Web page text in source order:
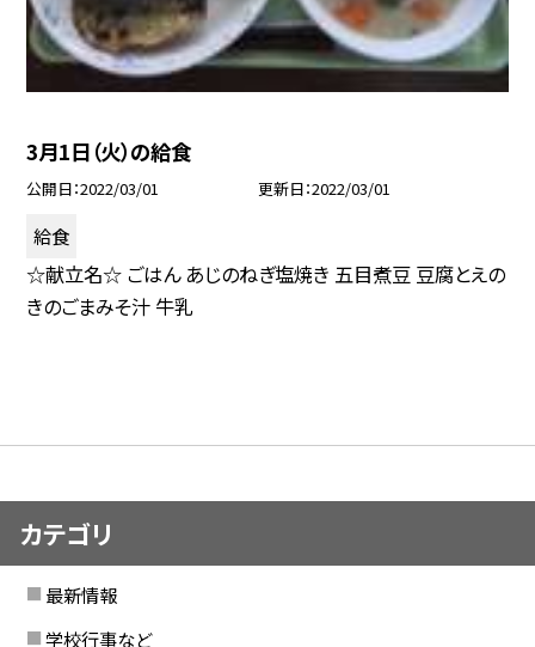
3月1日（火）の給食
公開日 2022/03/01 更新日 2022/03/01
給食
☆献立名☆ ごはん あじのねぎ塩焼き 五目煮豆 豆腐とえの
きのごまみそ汁 牛乳
カテゴリ
最新情報
学校行事など